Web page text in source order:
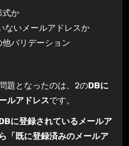
式か
ないメールアドレスか
バリデーション
題となったのは、2のDBに
ルアドレスです。
に登録されているメールア
「既に登録済みのメールア